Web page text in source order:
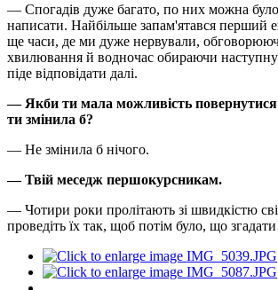
— Спогадів дуже багато, по них можна
написати. Найбільше запам'ятався перший
ще часи, де ми дуже нервували,
хвилювання й водночас обираючи
піде відповідати далі.
— Якби ти мала можливість
ти змінила б?
— Не змінила б нічого.
— Твій меседж першокурсникам.
— Чотири роки пролітають зі швидкістю
проведіть їх так, щоб потім було, що